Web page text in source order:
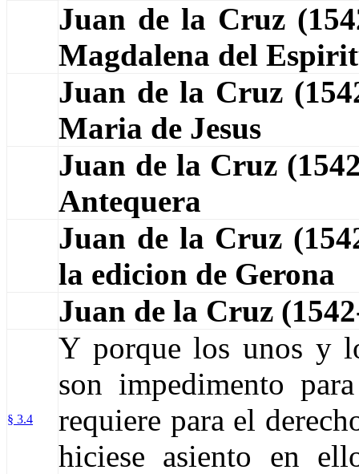
Juan de la Cruz
Magdalena del
Juan de la Cruz
Maria de Jesus
Juan de la Cruz
Antequera
Juan de la Cruz
la edicion de Gerona
Juan de la Cruz
§ 3.4
Y porque los unos y
son impedimento
requiere para el
hiciese asiento en